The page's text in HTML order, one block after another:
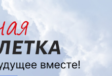
к
основному
содержанию